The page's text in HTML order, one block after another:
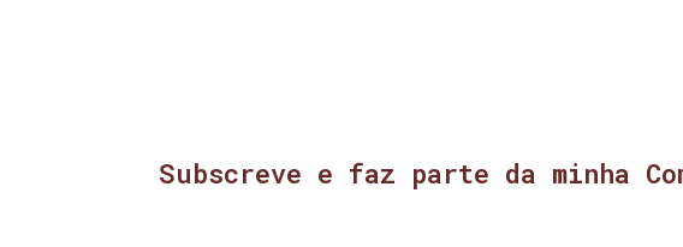
Subscreve e faz parte da minha